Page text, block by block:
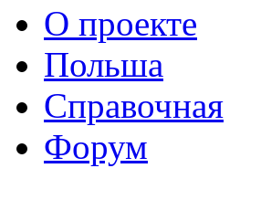
О проекте
Польша
Справочная
Форум